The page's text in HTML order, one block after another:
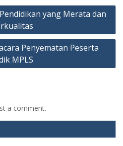
yang Merata dan
Penyematan Peserta
MPLS
a comment.